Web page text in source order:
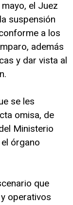
el Juez
suspensión
a los
además
y dar vista al
se les
omisa, de
Ministerio
órgano
que
operativos